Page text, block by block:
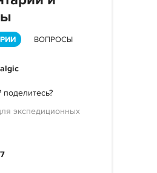
ВОПРОСЫ
экспедиционных